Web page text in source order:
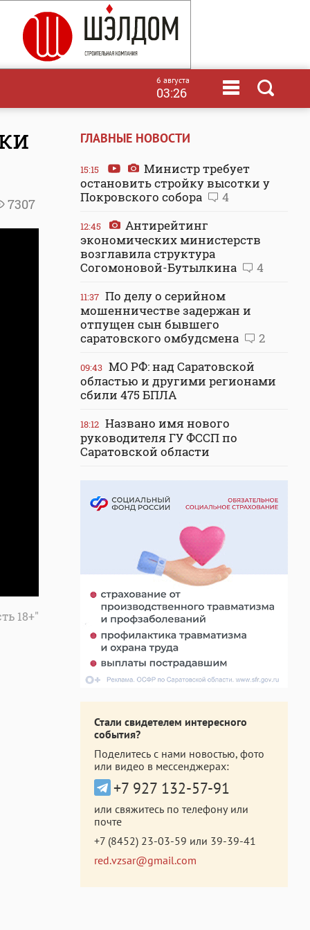
6 августа
03:26
7307
18+"
ГЛАВНЫЕ НОВОСТИ
15:15
Министр требует
остановить стройку высотки у
Покровского собора
4
12:45
Антирейтинг
экономических министерств
возглавила структура
Согомоновой-Бутылкина
4
11:37 По делу о серийном
мошенничестве задержан и
отпущен сын бывшего
саратовского омбудсмена
2
09:43 МО РФ: над Саратовской
областью и другими регионами
сбили 475 БПЛА
18:12 Названо имя нового
руководителя ГУ ФССП по
Саратовской области
Стали свидетелем интересного
события?
Поделитесь с нами новостью, фото
или видео в мессенджерах:
+7 927 132-57-91
или свяжитесь по телефону или
почте
+7 (8452) 23-03-59 или 39-39-41
red.vzsar@gmail.com